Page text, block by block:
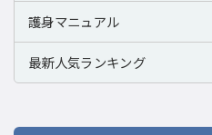
護身マニュアル
最新人気ランキング